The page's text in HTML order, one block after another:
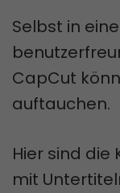
Selbst in
CapCut
auftauchen.
Hier sind die
mit